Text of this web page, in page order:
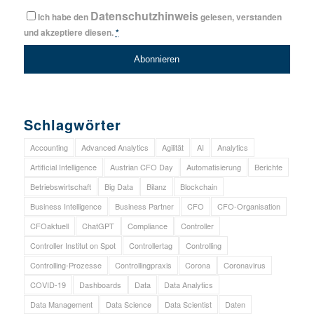
Ich habe den Datenschutzhinweisgelesen, verstanden
und akzeptiere diesen.*
Schlagwörter
Accounting Advanced Analytics Agilität AI
Analytics
Artificial Intelligence
Austrian CFO Day Automatisierung
Berichte
Betriebswirtschaft
Big Data Bilanz
Blockchain
Business Intelligence
Business Partner CFO
CFO-Organisation
CFOaktuell
ChatGPT Compliance
Controller
Controller Institut on Spot
Controllertag
Controlling
Controlling-Prozesse
Controllingpraxis Corona
Coronavirus
COVID-19
Dashboards Data
Data Analytics
Data Management
Data Science Data Scientist Daten